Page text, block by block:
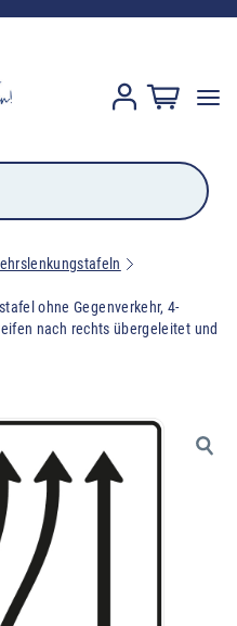
ohne Gegenverkehr, 4-
nach rechts übergeleitet und